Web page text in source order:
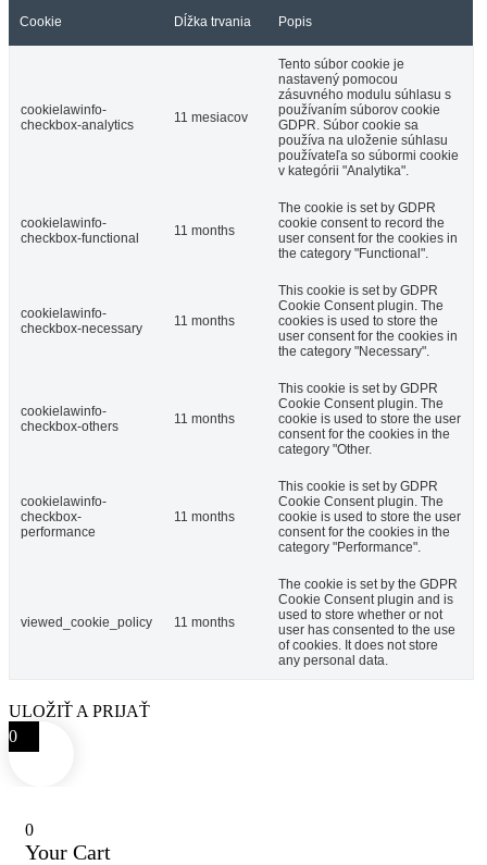
Cookie Dĺžka trvania Popis
cookielawinfo-
checkbox-analytics
11 mesiacov
Tento súbor cookie je
nastavený pomocou
zásuvného modulu súhlasu s
používaním súborov cookie
GDPR. Súbor cookie sa
používa na uloženie súhlasu
používateľa so súbormi cookie
v kategórii "Analytika".
cookielawinfo-
checkbox-functional
11 months
The cookie is set by GDPR
cookie consent to record the
user consent for the cookies in
the category "Functional".
cookielawinfo-
checkbox-necessary
11 months
This cookie is set by GDPR
Cookie Consent plugin. The
cookies is used to store the
user consent for the cookies in
the category "Necessary".
cookielawinfo-
checkbox-others
11 months
This cookie is set by GDPR
Cookie Consent plugin. The
cookie is used to store the user
consent for the cookies in the
category "Other.
cookielawinfo-
checkbox-
performance
11 months
This cookie is set by GDPR
Cookie Consent plugin. The
cookie is used to store the user
consent for the cookies in the
category "Performance".
viewed_cookie_policy 11 months
The cookie is set by the GDPR
Cookie Consent plugin and is
used to store whether or not
user has consented to the use
of cookies. It does not store
any personal data.
ULOŽIŤ A PRIJAŤ
0
0
Your Cart